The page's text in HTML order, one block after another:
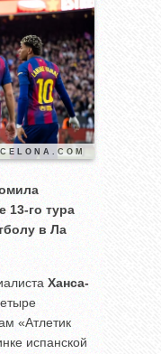
13-го тура
в Ла
Ханса-
«Атлетик
испанской